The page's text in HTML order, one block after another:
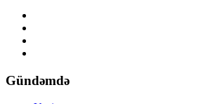
Gündəmdə